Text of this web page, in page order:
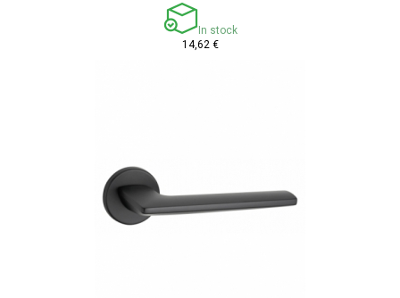
In stock
14,62 €